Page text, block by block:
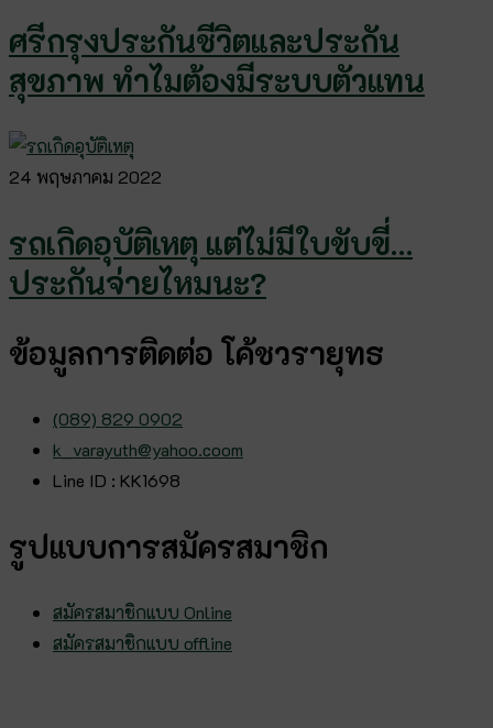
ศรีกรุงประกันชีวิตและประกัน
สุขภาพ ทำไมต้องมีระบบตัวแทน
24 พฤษภาคม 2022
รถเกิดอุบัติเหตุ แต่ไม่มีใบขับขี่…
ประกันจ่ายไหมนะ?
ข้อมูลการติดต่อ โค้ชวรายุทธ
(089) 829 0902
k_varayuth@yahoo.coom
Line ID : KK1698
รูปแบบการสมัครสมาชิก
สมัครสมาชิกแบบ Online
สมัครสมาชิกแบบ offline